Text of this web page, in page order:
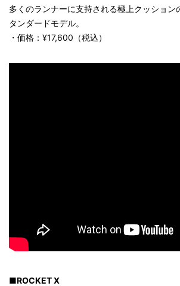
多くのランナーに支持される極上クッション
タンダードモデル。
・価格：¥17,600（税込）
■ROCKET X